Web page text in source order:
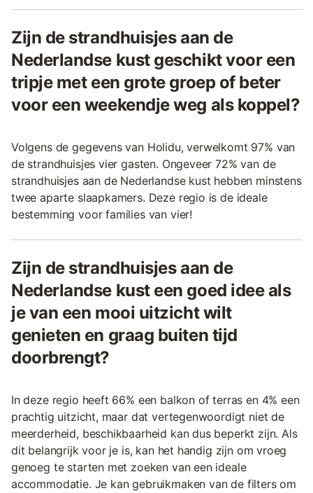
Zijn de strandhuisjes aan de
Nederlandse kust geschikt voor een
tripje met een grote groep of beter
voor een weekendje weg als koppel?
Volgens de gegevens van Holidu, verwelkomt 97% van
de strandhuisjes vier gasten. Ongeveer 72% van de
strandhuisjes aan de Nederlandse kust hebben minstens
twee aparte slaapkamers. Deze regio is de ideale
bestemming voor families van vier!
Zijn de strandhuisjes aan de
Nederlandse kust een goed idee als
je van een mooi uitzicht wilt
genieten en graag buiten tijd
doorbrengt?
In deze regio heeft 66% een balkon of terras en 4% een
prachtig uitzicht, maar dat vertegenwoordigt niet de
meerderheid, beschikbaarheid kan dus beperkt zijn. Als
dit belangrijk voor je is, kan het handig zijn om vroeg
genoeg te starten met zoeken van een ideale
accommodatie. Je kan gebruikmaken van de filters om